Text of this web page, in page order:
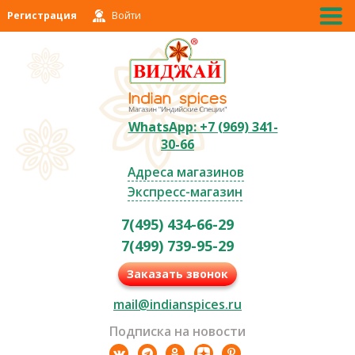
Регистрация Войти
WhatsApp: +7 (969) 341-
30-66
Адреса магазинов
Экспресс-магазин
7(495) 434-66-29
7(499) 739-95-29
Заказать звонок
mail@indianspices.ru
Подписка на новости